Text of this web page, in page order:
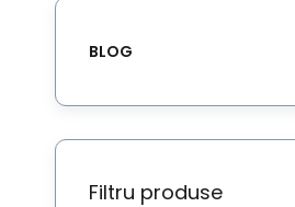
BLOG
Filtru produse